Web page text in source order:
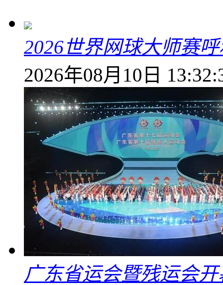
2026世界网球大师赛
2026年08月10日
广东省运会暨残运会